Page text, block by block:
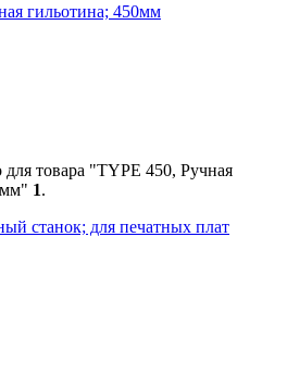
гильотина; 450мм
товара "TYPE 450, Ручная
1.
станок; для печатных плат